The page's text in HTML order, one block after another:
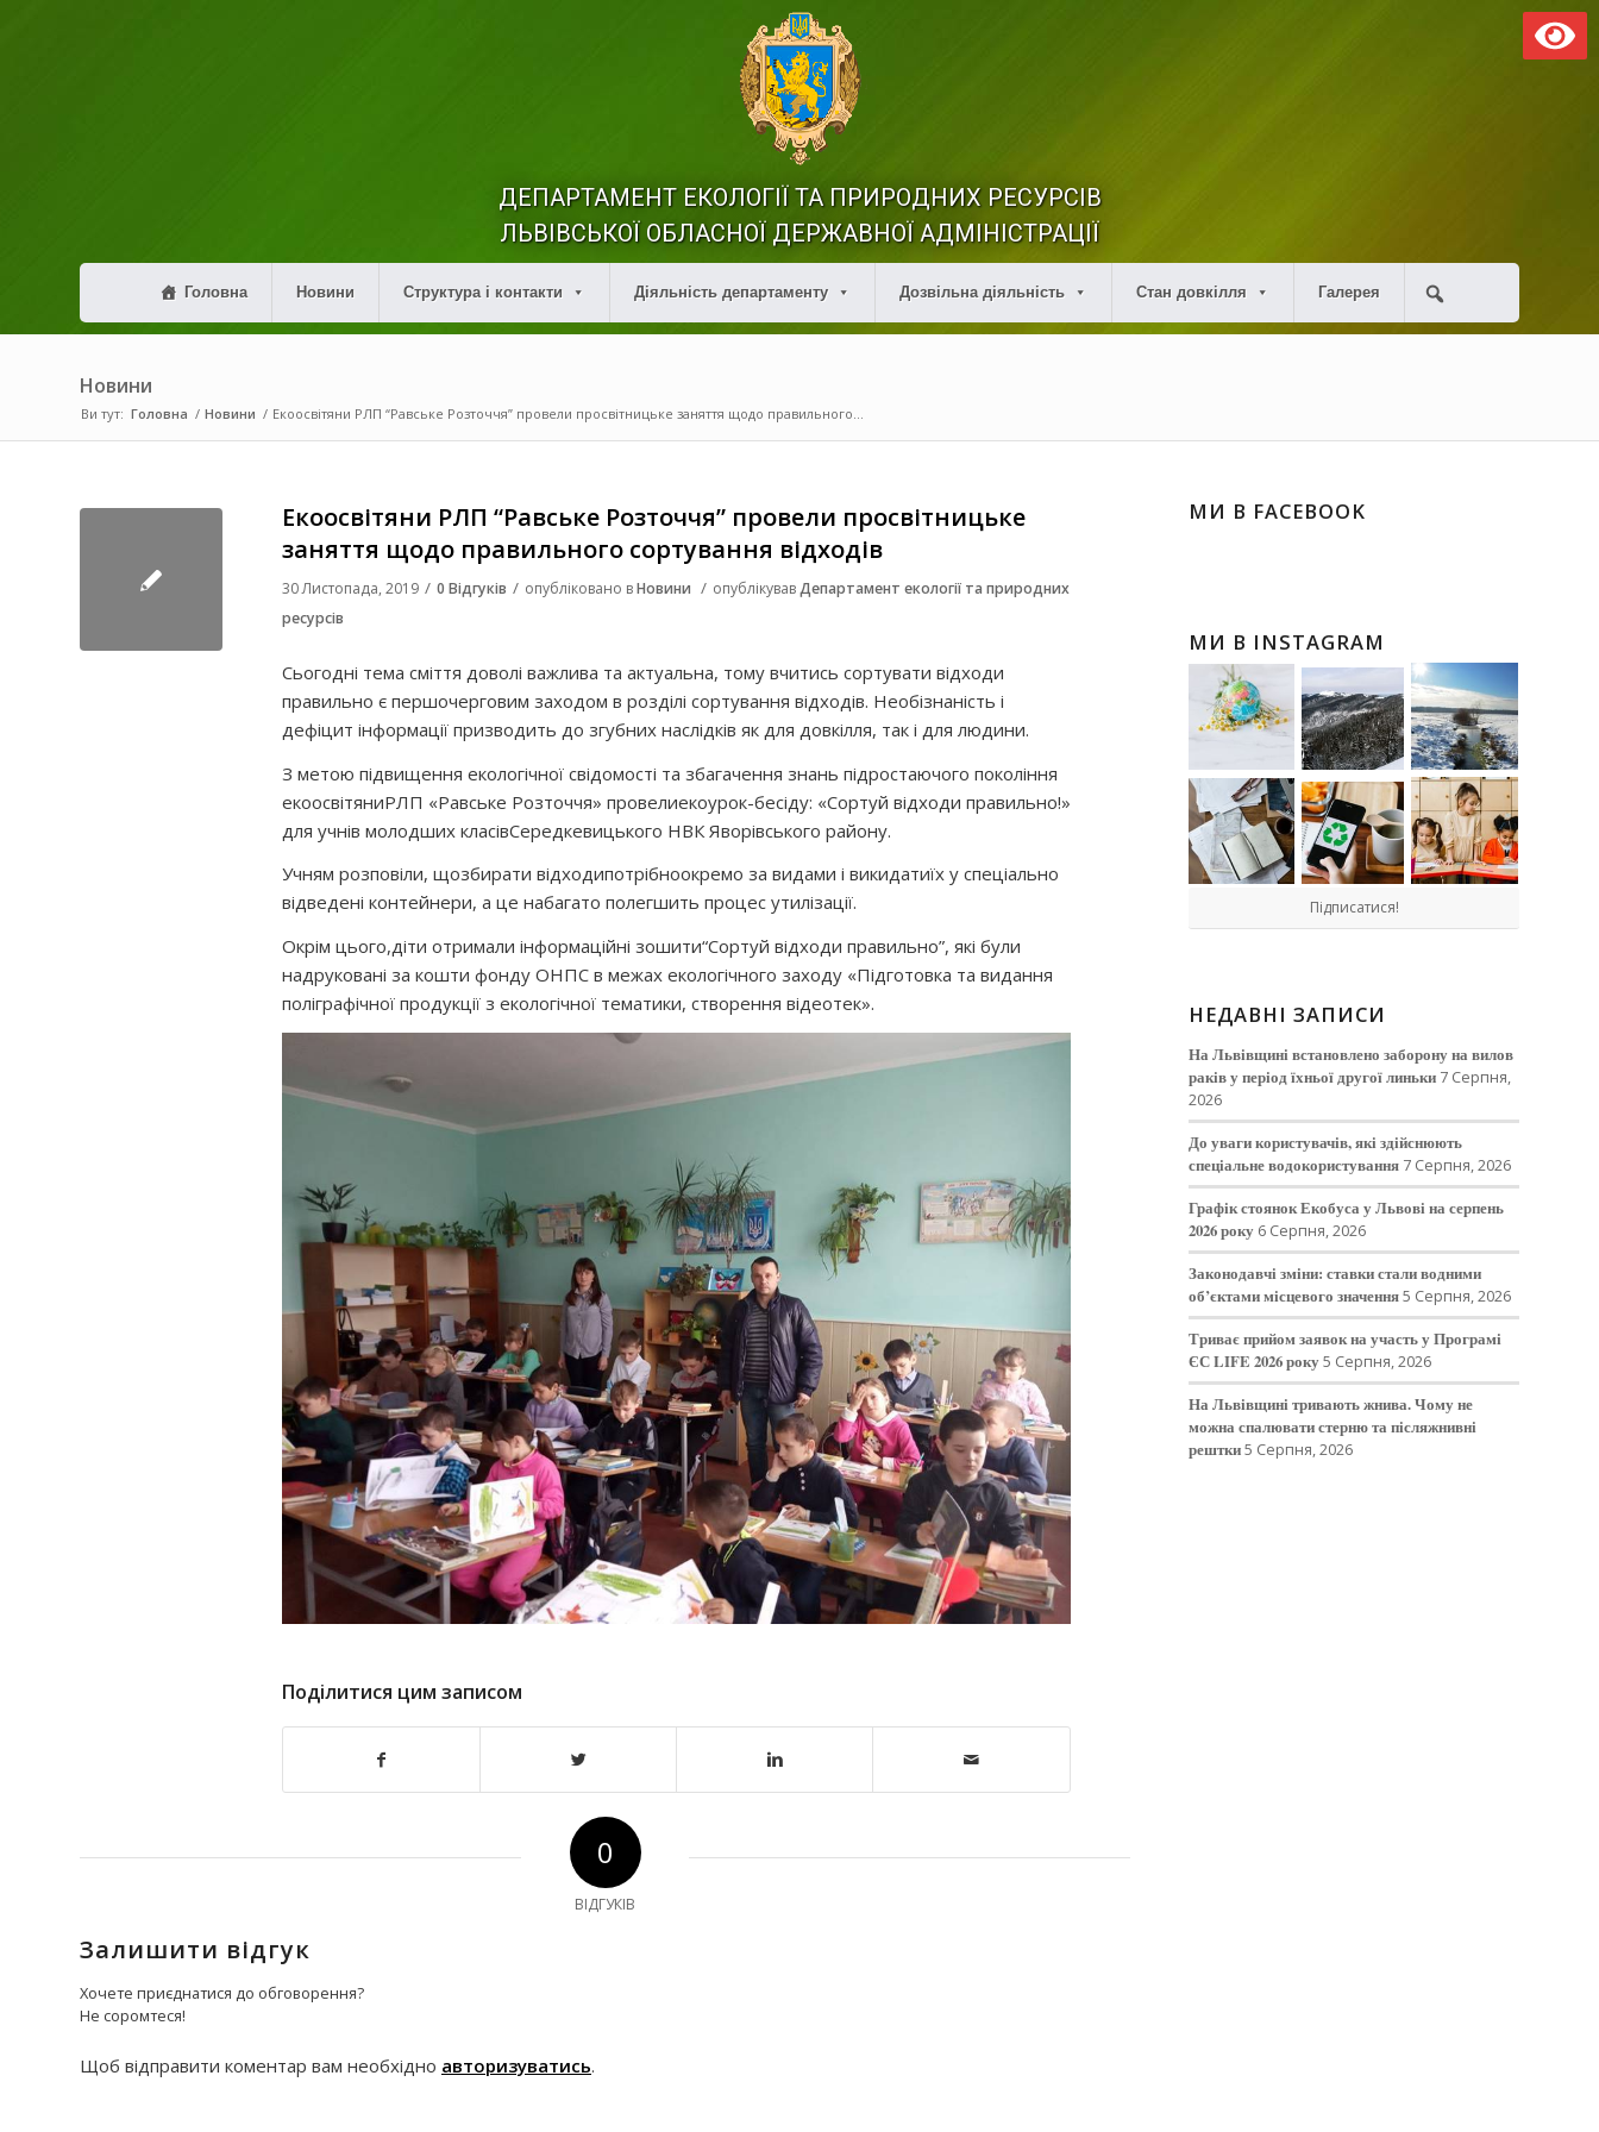
ДЕПАРТАМЕНТ ЕКОЛОГІЇ ТА ПРИРОДНИХ РЕСУРСІВ
ЛЬВІВСЬКОЇ ОБЛАСНОЇ ДЕРЖАВНОЇ АДМІНІСТРАЦІЇ
Головна Новини Структура і контакти Діяльність департаменту Дозвільна діяльність Стан довкілля Галерея
Новини
Ви тут: Головна / Новини / Екоосвітяни РЛП “Равське Розточчя” провели просвітницьке заняття щодо правильного...
Екоосвітяни РЛП “Равське Розточчя” провели просвітницьке
заняття щодо правильного сортування відходів
30 Листопада, 2019 / 0 Відгуків / опубліковано вНовини / опублікувавДепартамент екології та природних
ресурсів
Сьогодні тема сміття доволі важлива та актуальна, тому вчитись сортувати відходи
правильно є першочерговим заходом в розділі сортування відходів. Необізнаність і
дефіцит інформації призводить до згубних наслідків як для довкілля, так і для людини.
З метою підвищення екологічної свідомості та збагачення знань підростаючого покоління
екоосвітяниРЛП «Равське Розточчя» провелиекоурок-бесіду: «Сортуй відходи правильно!»
для учнів молодших класівСередкевицького НВК Яворівського району.
Учням розповіли, щозбирати відходипотрібноокремо за видами і викидатиїх у спеціально
відведені контейнери, а це набагато полегшить процес утилізації.
Окрім цього,діти отримали інформаційні зошити“Сортуй відходи правильно”, які були
надруковані за кошти фонду ОНПС в межах екологічного заходу «Підготовка та видання
поліграфічної продукції з екологічної тематики, створення відеотек».
Поділитися цим записом
0
ВІДГУКІВ
Залишити відгук
Хочете приєднатися до обговорення?
Не соромтеся!
Щоб відправити коментар вам необхідно авторизуватись.
МИ В FACEBOOK
МИ В INSTAGRAM
Підписатися!
НЕДАВНІ ЗАПИСИ
На Львівщині встановлено заборону на вилов
раків у період їхньої другої линьки 7 Серпня,
2026
До уваги користувачів, які здійснюють
спеціальне водокористування 7 Серпня, 2026
Графік стоянок Екобуса у Львові на серпень
2026 року 6 Серпня, 2026
Законодавчі зміни: ставки стали водними
об’єктами місцевого значення5 Серпня, 2026
Триває прийом заявок на участь у Програмі
ЄС LIFE 2026 року5 Серпня, 2026
На Львівщині тривають жнива. Чому не
можна спалювати стерню та післяжнивні
рештки5 Серпня, 2026